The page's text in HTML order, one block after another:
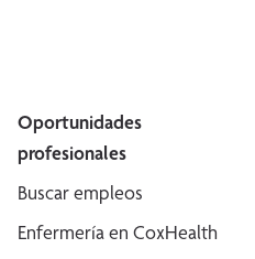
Oportunidades
profesionales
Buscar empleos
Enfermería en CoxHealth